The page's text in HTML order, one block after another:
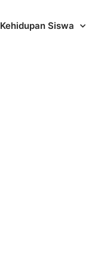
Kehidupan Siswa